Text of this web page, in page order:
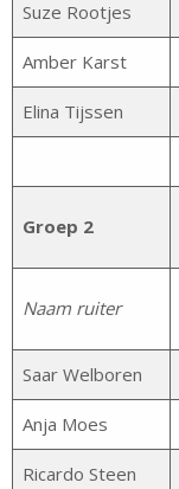
Suze Rootjes
Amber Karst
Elina Tijssen
Groep 2
Naam ruiter
Saar Welboren
Anja Moes
Ricardo Steen